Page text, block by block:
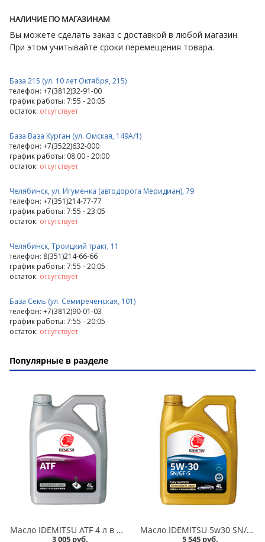
НАЛИЧИЕ ПО МАГАЗИНАМ
Вы можете сделать заказ с доставкой в любой магазин.
При этом учитывайте сроки перемещения товара.
База 215 (ул. 10 лет Октября, 215)
телефон: +7(3812)32-91-00
график работы: 7:55 - 20:05
остаток: отсутствует
База Ваза Курган (ул. Омская, 149А/1)
телефон: +7(3522)632-000
график работы: 08:00 - 20:00
остаток: отсутствует
Челябинск, ул. Игуменка (автодорога Меридиан), 79
телефон: +7(351)214-77-77
график работы: 7:55 - 23:05
остаток: отсутствует
Челябинск, Троицкий тракт, 11
телефон: 8(351)214-66-66
график работы: 7:55 - 20:05
остаток: отсутствует
База Семь (ул. Семиреченская, 101)
телефон: +7(3812)90-01-03
график работы: 7:55 - 20:05
остаток: отсутствует
Популярные в разделе
Масло IDEMITSU ATF 4 л в Омске
3 005 руб.
Масло IDEMITSU 5w30 SN/GF-5 F-S 4л синтетика в Омске
5 545 руб.